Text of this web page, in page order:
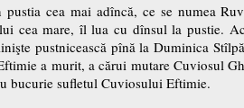
cea mai adîncă, ce se numea
cea mare, îl lua cu dînsul la pustie.
pustnicească pînă la Duminica
a murit, a cărui mutare Cuviosul
bucurie sufletul Cuviosului Eftimie.